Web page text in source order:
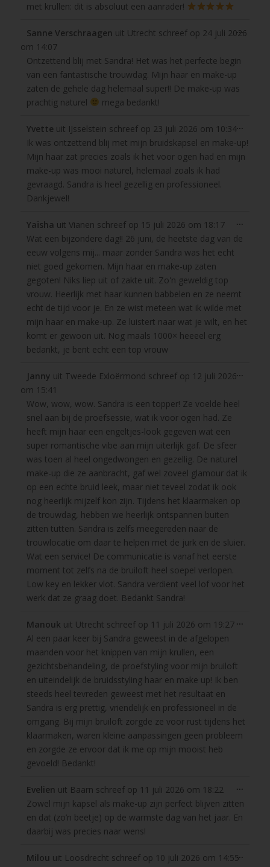
met krullen: dit is absoluut een aanrader!
Sanne Verschraagen uit Utrecht schreef op 24 juli 2026
om 14:07
Ontzettend blij met Sandra! Het was het perfecte begin
van een fantastische trouwdag. Mijn haar en make-up
zaten de gehele dag helemaal super!! De make-up was
prachtig naturel
mega bedankt!
...Wissel
deze
Yvette uit IJsselstein schreef op 23 juli 2026 om 10:34
Ik was ontzettend blij met mijn bruidskapsel en make-up!
Mijn haar zat precies zoals ik het voor ogen had en mijn
make-up was mooi naturel, helemaal zoals ik had
gevraagd. Sandra is heel gezellig en professioneel.
Dankjewel!
...
Yaïsha uit Vianen schreef op 15 juli 2026 om 18:17
Wat een bijzondere dag!! 26 juni, de heetste dag van de
eeuw volgens mij... maar zonder Sandra was het echt
niet goed gekomen. Mijn haar en make-up zaten
gegoten! Niks liep uit of zakte uit. Zo'n geweldig top
vrouw. Heerlijk met haar kunnen babbelen en ze neemt
echt de tijd voor je. En ze wist meteen wat ik wilde met
mijn haar en make-up. Ze luistert naar wat je wilt, en het
komt er gewoon uit. Nog maals 1000× heeeel erg
bedankt, je bent echt een top vrouw
...
Janny uit Tweede Exloërmond schreef op 12 juli 2026
om 15:41
Wow, wow, wow. Sandra is een topper! Ze voelde heel
snel aan bij de proefsessie, wat ik voor ogen had. Ze
heeft mijn haar een engeltjes-look gegeven wat een
super romantische vibe aan mijn uiterlijk gaf. De sfeer
was toen al heel ongedwongen en gezellig. De naturel
make-up die ze aanbracht, gaf wel zoveel glamour dat ik
op een echte bruid leek, maar niet teveel zodat ik ook
nog heerlijk mijzelf kon zijn. Tijdens het klaarmaken op
de trouwdag, hebben we heerlijk ontspannen buiten
zitten tutten. Sandra is zelfs meegereden naar de
trouwlocatie om daar te helpen met de jurk en de sluier.
Wat een service! De communicatie is vanaf het eerste
moment tot zelfs na de bruiloft heel soepel verlopen.
Low key en lekker vlot. Sandra verdient veel lof voor het
werk dat ze graag doet. Bedankt Sandra!
...
Manouk uit Utrecht schreef op 11 juli 2026 om 19:27
Al een paar keer bij Sandra geweest in de afgelopen
maanden voor het knippen van mijn krullen, een
gezichtsbehandeling, de proefstyling voor mijn bruiloft
en uiteindelijk de bruidsstyling haar en make up! Ik ben
steeds heel tevreden geweest met het resultaat en
Sandra is erg prettig, vriendelijk en professioneel in de
omgang. Bij mijn bruiloft zorgde ze voor rust tijdens het
klaarmaken, waren kleine aanpassingen geen probleem
en zorgde ze ervoor dat ik me op mijn mooist heb
gevoeld! Bedankt!
...
Evelien uit Baarn schreef op 11 juli 2026 om 18:22
Zowel mijn kapsel als make-up zijn perfect blijven zitten
en dat (zo’n beetje) op de warmste dag van het jaar. En
daarbij was precies naar wens!
...
Milou uit Loosdrecht schreef op 10 juli 2026 om 14:55...